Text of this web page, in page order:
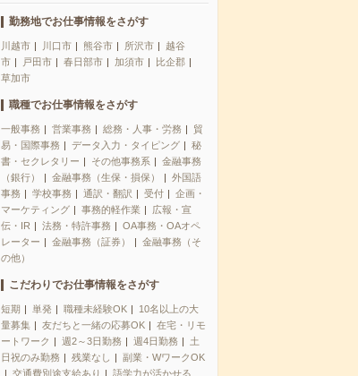
勤務地でお仕事情報をさがす
川越市 川口市 熊谷市 所沢市
越谷
市
戸田市 春日部市 加須市
比企郡
草加市
職種でお仕事情報をさがす
一般事務 営業事務 総務・人事・労務
貿
易・国際事務
データ入力・タイピング
秘
書・セクレタリー
その他事務系
金融事務
（銀行）
金融事務（生保・損保）
外国語
事務
学校事務 通訳・翻訳 受付
企画・
マーケティング
事務的軽作業
広報・宣
伝・IR
法務・特許事務
OA事務・OAオペ
レーター
金融事務（証券）
金融事務（そ
の他）
こだわりでお仕事情報をさがす
短期 単発 職種未経験OK
10名以上の大
量募集
友だちと一緒の応募OK
在宅・リモ
ートワーク
週2～3日勤務 週4日勤務
土
日祝のみ勤務
残業なし
副業・WワークOK
交通費別途支給あり
語学力が活かせる